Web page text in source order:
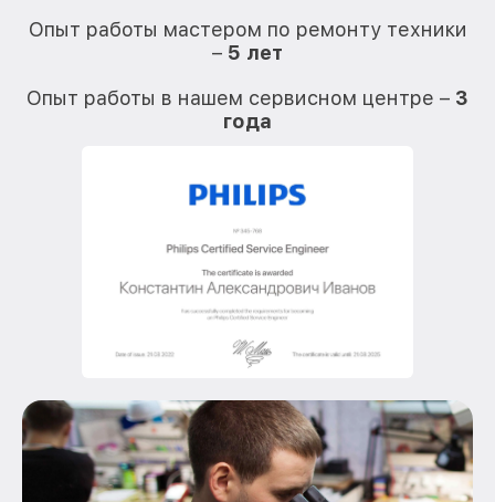
Опыт работы мастером по ремонту техники
– 5 лет
Опыт работы в нашем сервисном центре – 3
года